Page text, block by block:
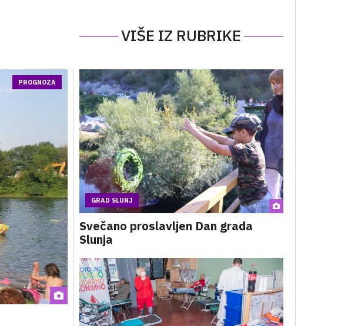
VIŠE IZ RUBRIKE
PROGNOZA
GRAD SLUNJ
Svečano proslavljen Dan grada
Slunja